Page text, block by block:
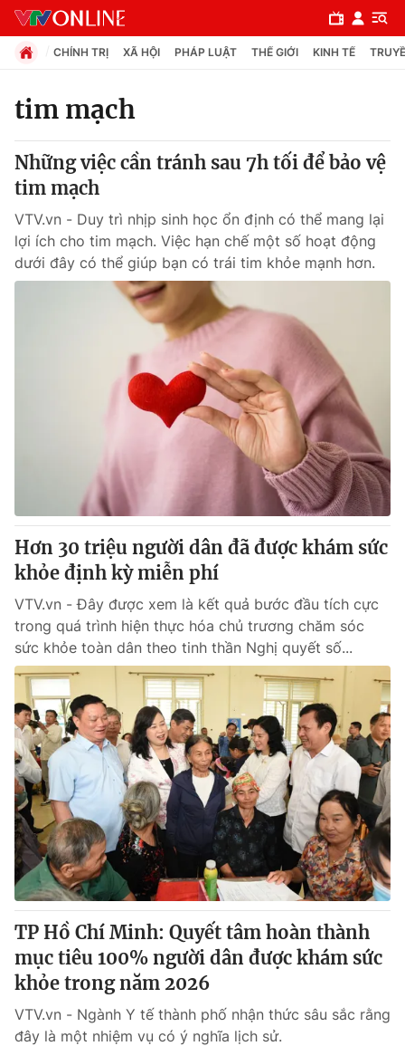
Chuyên mục
Chính trị
Xã hội
Pháp luật
Thế giới đó đây
Câu chuyện quốc tế
Thị trường
Góc doanh nghiệp
Dữ liệu và đời sống
Truyền hình
Phim VTV
Hậu trường
Nhân vật
Khán giả
Giải sao mai
Giải trí
Điện ảnh
Âm nhạc
Sao
Đời sống
Du lịch
Làm đẹp
Chất lượng cuộc sống
Giáo dục
Tuyển sinh
Học trực tuyến
Công nghệ
Hitech Công nghệ tương lai
Sản phẩm
Thị trường
Tư vấn
Giao lưu trực tuyến
Lịch phát sóng
Chuyên mục khác
Emagazine Podcast
Photo Infographic
CHÍNH TRỊ XÃ HỘI PHÁP LUẬT THẾ GIỚI KINH TẾ
tim mạch
Những việc cần tránh sau 7h tối để bảo vệ
tim mạch
VTV.vn - Duy trì nhịp sinh học ổn định có thể mang lại
lợi ích cho tim mạch. Việc hạn chế một số hoạt động
dưới đây có thể giúp bạn có trái tim khỏe mạnh hơn.
Hơn 30 triệu người dân đã được khám sức
khỏe định kỳ miễn phí
VTV.vn - Đây được xem là kết quả bước đầu tích cực
trong quá trình hiện thực hóa chủ trương chăm sóc
sức khỏe toàn dân theo tinh thần Nghị quyết số...
TP Hồ Chí Minh: Quyết tâm hoàn thành
mục tiêu 100% người dân được khám sức
khỏe trong năm 2026
VTV.vn - Ngành Y tế thành phố nhận thức sâu sắc rằng
đây là một nhiệm vụ có ý nghĩa lịch sử.